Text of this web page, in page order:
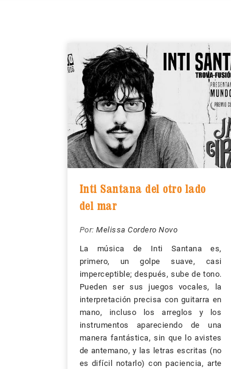
Inti Santana del otro lado
del mar
Por: Melissa Cordero Novo
La música de Inti Santana es,
primero, un golpe suave, casi
imperceptible; después, sube de tono.
Pueden ser sus juegos vocales, la
interpretación precisa con guitarra en
mano, incluso los arreglos y los
instrumentos apareciendo de una
manera fantástica, sin que lo avistes
de antemano, y las letras escritas (no
es difícil notarlo) con paciencia, arte